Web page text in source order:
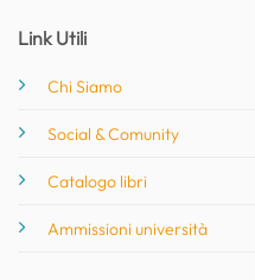
Link Utili
Chi Siamo
Social & Comunity
Catalogo libri
Ammissioni università